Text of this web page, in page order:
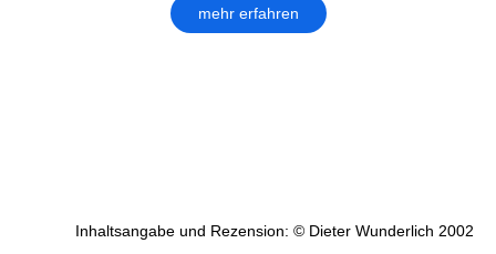
mehr erfahren
Inhaltsangabe und Rezension: © Dieter Wunderlich 2002